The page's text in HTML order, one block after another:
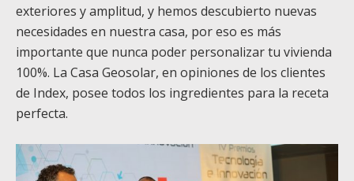
exteriores y amplitud, y hemos descubierto nuevas
necesidades en nuestra casa, por eso es más
importante que nunca poder personalizar tu vivienda
100%. La Casa Geosolar, en opiniones de los clientes
de Index, posee todos los ingredientes para la receta
perfecta.